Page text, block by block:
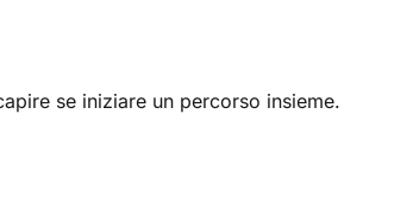
se iniziare un percorso insieme.